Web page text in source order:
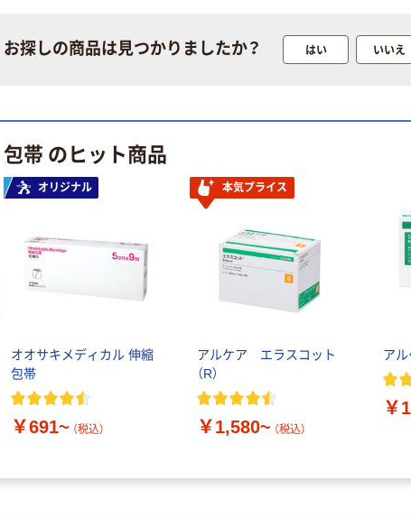
お探しの商品は見つかりましたか？ はい いいえ
包帯 のヒット商品
オリジナル
オオサキメディカル 伸縮
包帯
￥691~ （税込）
本気プライス
アルケア エラスコット
（R）
￥1,580~ （税込）
ア
￥
オリジナル
ゴミ袋 エコノミ
透明 高密度タイ
本気プライス
アスクル はたら
50×15mm
オリ